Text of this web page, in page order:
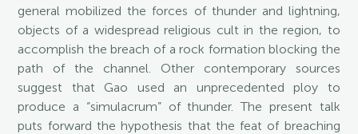
general mobilized the forces of thunder and lightning,
objects of a widespread religious cult in the region, to
accomplish the breach of a rock formation blocking the
path of the channel. Other contemporary sources
suggest that Gao used an unprecedented ploy to
produce a “simulacrum” of thunder. The present talk
puts forward the hypothesis that the feat of breaching